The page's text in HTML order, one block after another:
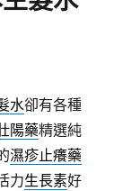
水卻有各種
陽藥精選純
濕疹止癢藥
力生長素好